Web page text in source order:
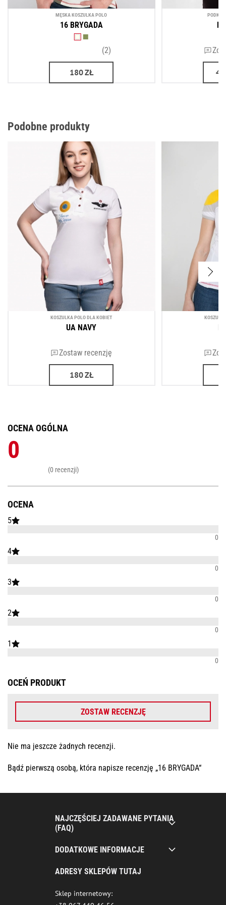
MĘSKA KOSZULKA POLO
16 BRYGADA
(2)
180ZŁ 48
Podobne produkty
KOSZULKA POLO DLA KOBIET
UA NAVY
Zostaw recenzję
180ZŁ
OCENA
5
0
4
0
3
0
2
0
1
0
OCENA OGÓLNA
0
(0 recenzji)
OCEŃ PRODUKT
ZOSTAW RECENZJĘ
Nie ma jeszcze żadnych recenzji.
Bądź pierwszą osobą, która napisze recenzję „16 BRYGADA“
NAJCZĘŚCIEJ ZADAWANE PYTANIA
(FAQ)
DODATKOWE INFORMACJE
ADRESY SKLEPÓW TUTAJ
Sklep internetowy: